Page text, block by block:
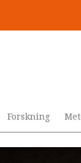
Forskning